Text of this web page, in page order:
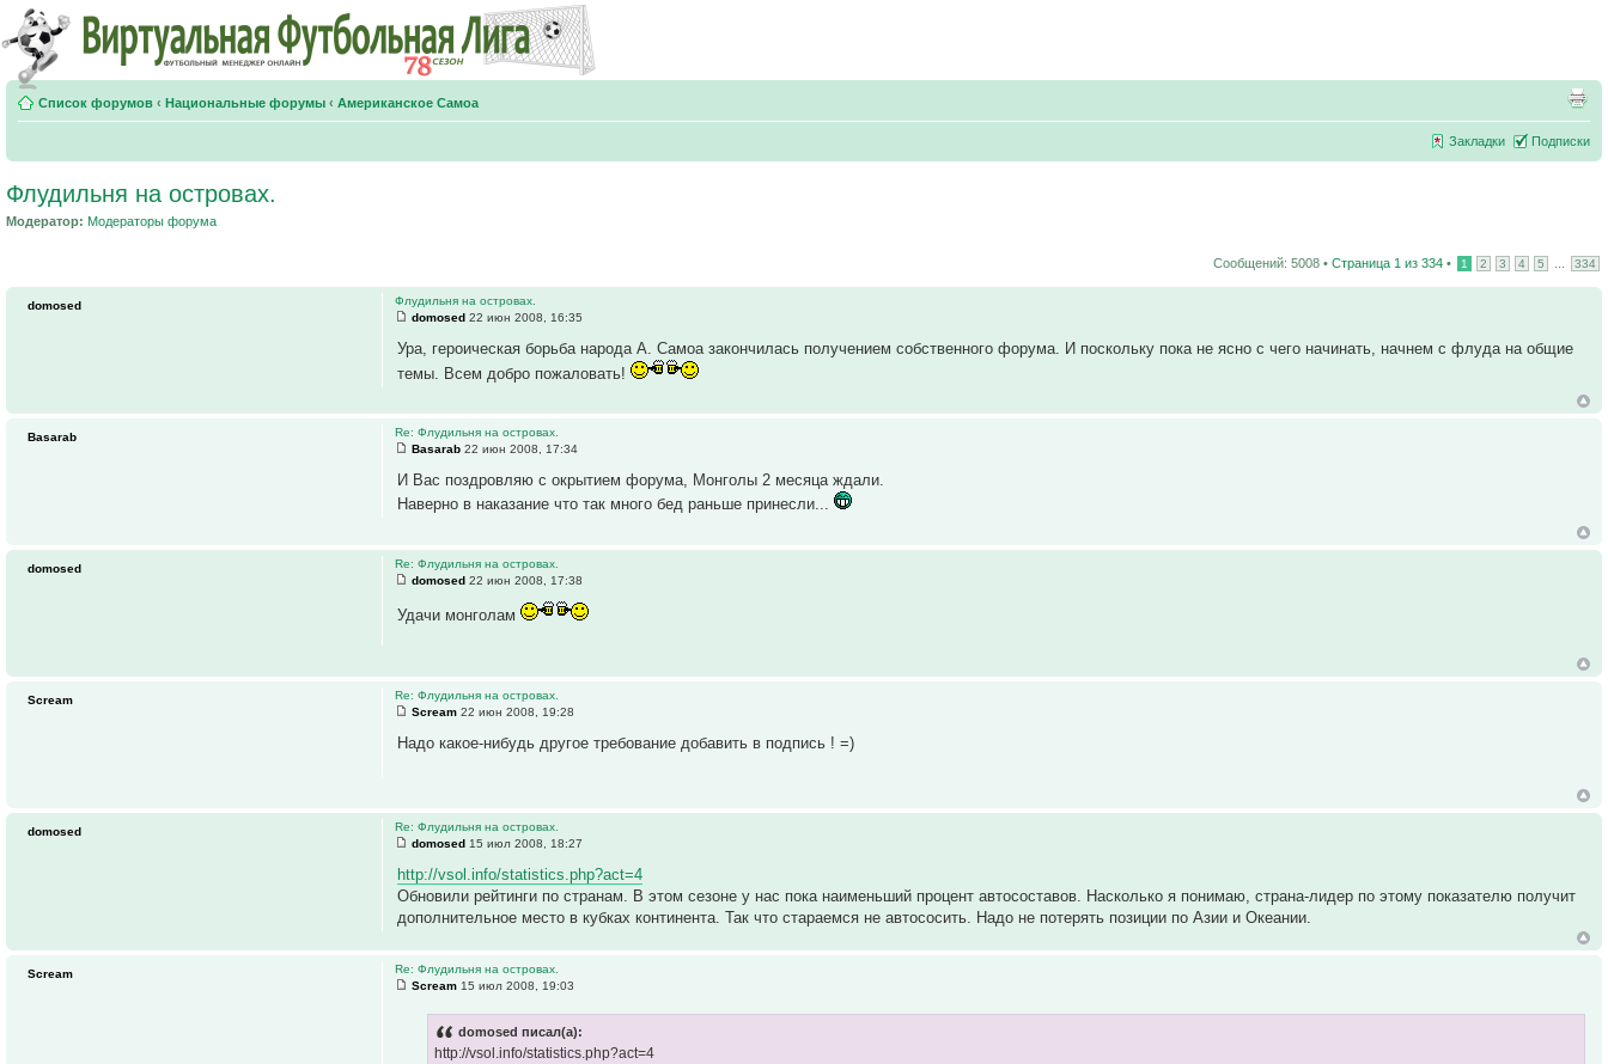
Список форумов ‹ Национальные форумы ‹ Американское Самоа
Закладки Подписки
Флудильня на островах.
Модератор: Модераторы форума
Сообщений: 5008 • Страница 1 из 334 • 1 2 3 4 5 334
Флудильня на островах.
domosed 22 июн 2008, 16:35
Ура, героическая борьба народа А. Самоа закончилась получением собственного форума. И поскольку пока не ясно с чего начинать, начнем с флуда на общие
темы. Всем добро пожаловать!
domosed
Re: Флудильня на островах.
Basarab 22 июн 2008, 17:34
И Вас поздровляю с окрытием форума, Монголы 2 месяца ждали.
Наверно в наказание что так много бед раньше принесли...
Basarab
Re: Флудильня на островах.
domosed 22 июн 2008, 17:38
Удачи монголам
domosed
Re: Флудильня на островах.
Scream 22 июн 2008, 19:28
Надо какое-нибудь другое требование добавить в подпись ! =)
Scream
Re: Флудильня на островах.
domosed 15 июл 2008, 18:27
http://vsol.info/statistics.php?act=4
Обновили рейтинги по странам. В этом сезоне у нас пока наименьший процент автосоставов. Насколько я понимаю, страна-лидер по этому показателю получит
дополнительное место в кубках континента. Так что стараемся не автососить. Надо не потерять позиции по Азии и Океании.
domosed
Re: Флудильня на островах.
Scream 15 июл 2008, 19:03
domosed писал(а):
http://vsol.info/statistics.php?act=4
Scream